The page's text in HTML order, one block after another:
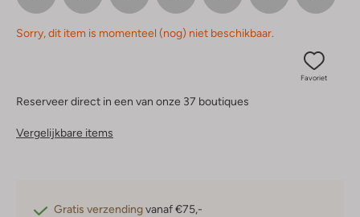
Sorry, dit item is momenteel (nog) niet beschikbaar.
Favoriet
Reserveer direct in een van onze 37 boutiques
Vergelijkbare items
Gratis verzendingvanaf €75,-